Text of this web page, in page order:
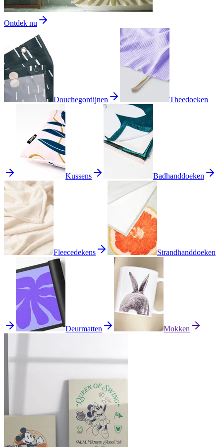
Ontdek nu
Douchegordijnen Theedoeken
Kussens Badhanddoeken
Fleecedekens Strandhanddoeken
Deurmatten Mokken